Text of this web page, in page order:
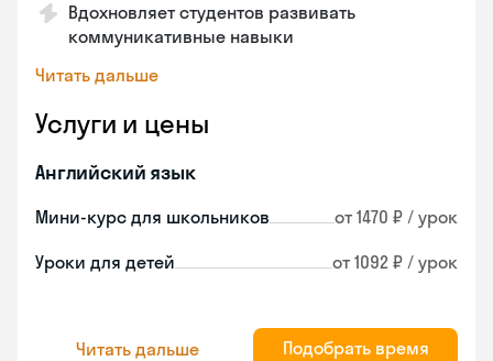
Вдохновляет студентов развивать
коммуникативные навыки
Читать дальше
Услуги и цены
Английский язык
Мини-курс для школьников от 1470 ₽ / урок
Уроки для детей от 1092 ₽ / урок
Читать дальше Подобрать время